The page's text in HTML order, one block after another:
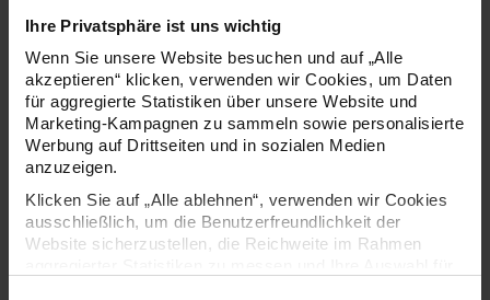
Ihre Privatsphäre ist uns wichtig
Wenn Sie unsere Website besuchen und auf „Alle
akzeptieren“ klicken, verwenden wir Cookies, um Daten
für aggregierte Statistiken über unsere Website und
Marketing-Kampagnen zu sammeln sowie personalisierte
Werbung auf Drittseiten und in sozialen Medien
anzuzeigen.
Klicken Sie auf „Alle ablehnen“, verwenden wir Cookies
ausschließlich, um die Benutzerfreundlichkeit der
Website sicherzustellen, die Reichweite im Rahmen
mit Recyclinganteil. Sie kann als hochwertige
Geschenkverpackung oder zur Aufbewahrung eingesetzt
werden. Die Box ist auf Karten und Briefumschläge aus der
Serie Paper Poetry Renew abgestimmt. Die Oberfläche ist
mit einem Strukturmuster versehen.
- Format: A4